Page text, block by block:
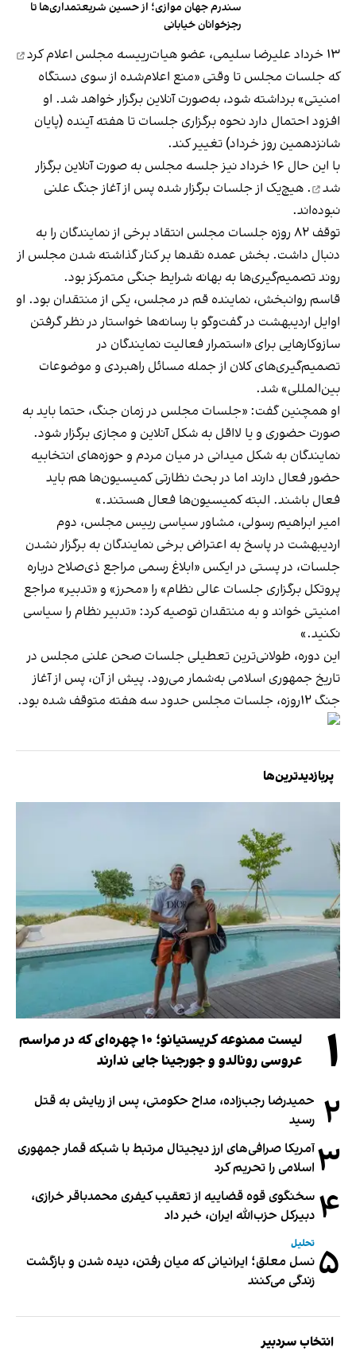
سندرم جهان موازی؛ از حسین شریعتمداری‌ها تا
رجزخوانان خیابانی
۱۳ خرداد علیرضا سلیمی، عضو هیات‌رییسه مجلس
اعلام کرد
که جلسات مجلس تا وقتی «منع اعلام‌شده از سوی دستگاه
امنیتی» برداشته شود، به‌صورت آنلاین برگزار خواهد شد. او
افزود احتمال دارد نحوه برگزاری جلسات تا هفته آینده (پایان
شانزدهمین روز خرداد) تغییر کند.
با این حال ۱۶ خرداد نیز جلسه مجلس به صورت آنلاین
برگزار
شد
. هیچ‌یک از جلسات برگزار شده پس از آغاز جنگ علنی
نبوده‌اند.
توقف ۸۲ روزه جلسات مجلس انتقاد برخی از نمایندگان را به
دنبال داشت. بخش عمده نقدها بر کنار گذاشته شدن مجلس از
روند تصمیم‌گیری‌ها به بهانه شرایط جنگی متمرکز بود.
قاسم روانبخش، نماینده قم در مجلس، یکی از منتقدان بود. او
اوایل اردیبهشت در گفت‌وگو با رسانه‌ها خواستار در نظر گرفتن
سازوکارهایی برای «استمرار فعالیت نمایندگان در
تصمیم‌گیری‌های کلان از جمله مسائل راهبردی و موضوعات
بین‌المللی» شد.
او همچنین گفت: «جلسات مجلس در زمان جنگ، حتما باید به
صورت حضوری و یا لااقل به شکل آنلاین و مجازی برگزار شود.
نمایندگان به شکل میدانی در میان مردم و حوزه‌های انتخابیه
حضور فعال دارند اما در بحث نظارتی کمیسیون‌ها هم باید
فعال باشند. البته کمیسیون‌ها فعال هستند.»
امیر ابراهیم رسولی، مشاور سیاسی رییس مجلس، دوم
اردیبهشت در پاسخ به اعتراض برخی نمایندگان به برگزار نشدن
جلسات، در پستی در ایکس «ابلاغ رسمی مراجع ذی‌صلاح درباره
پروتکل برگزاری جلسات عالی نظام» را «محرز» و «تدبیر» مراجع
امنیتی خواند و به منتقدان توصیه کرد: «تدبیر نظام را سیاسی
نکنید.»
این دوره، طولانی‌ترین تعطیلی جلسات صحن علنی مجلس در
تاریخ جمهوری اسلامی به‌شمار می‌رود. پیش از آن، پس از آغاز
جنگ ۱۲روزه، جلسات مجلس حدود سه هفته متوقف شده بود.
پربازدیدترین‌ها
۱
لیست ممنوعه کریستیانو؛ ۱۰ چهره‌ای که در مراسم
عروسی رونالدو و جورجینا جایی ندارند
۲ حمیدرضا رجب‌زاده، مداح حکومتی، پس از ربایش به قتل
رسید
۳آمریکا صرافی‌های ارز دیجیتال مرتبط با شبکه قمار جمهوری
اسلامی را تحریم کرد
۴ سخنگوی قوه قضاییه از تعقیب کیفری محمدباقر خرازی،
دبیر‌کل حزب‌الله ایران، خبر داد
۵ تحلیل
نسل معلق؛ ایرانیانی که میان رفتن، دیده شدن و بازگشت
زندگی می‌کنند
انتخاب سردبیر